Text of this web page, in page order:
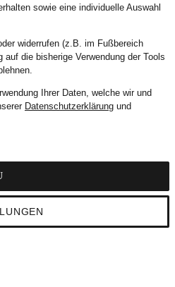
sowie eine individuelle Auswahl
widerrufen (z.B. im Fußbereich
die bisherige Verwendung der Tools
Ihrer Daten, welche wir und
Datenschutzerklärung und